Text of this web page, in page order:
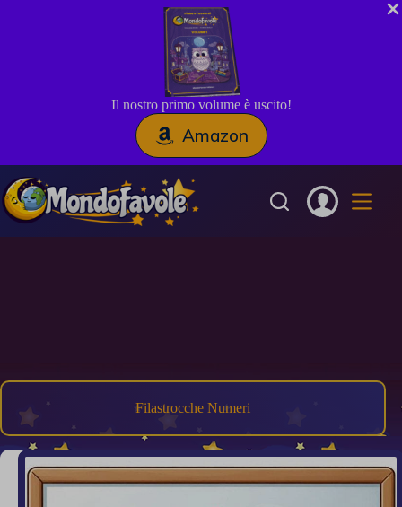
Il nostro primo volume è uscito!
Amazon
al
contenuto
Filastrocche Numeri